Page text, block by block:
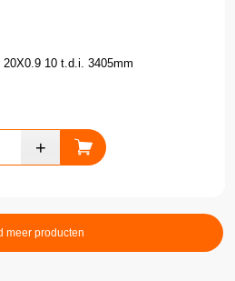
10 t.d.i. 3405mm
meer producten